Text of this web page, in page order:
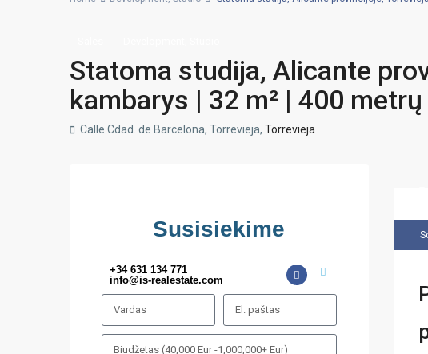
Statoma studija, Alicante
kambarys | 32 m² | 400
Calle Cdad. de Barcelona, Torrevieja, Torrevieja
Susisiekime
+34 631 134 771
info@is-realestate.com